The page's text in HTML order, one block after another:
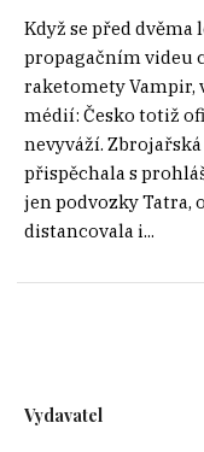
Když se před dvěma
propagačním videu
raketomety
médií: Česko totiž
nevyváží.
přispěchala s
jen podvozky Tatra,
distancovala i...
Vydavatel